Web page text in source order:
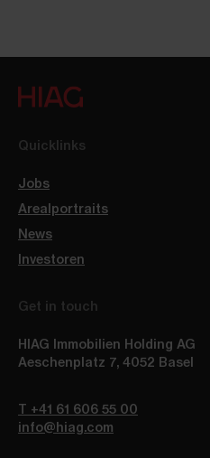
Quicklinks
Jobs
Arealportraits
News
Investoren
Get in touch
HIAG Immobilien Holding AG
Aeschenplatz 7, 4052 Basel
T +41 61 606 55 00
info@hiag.com